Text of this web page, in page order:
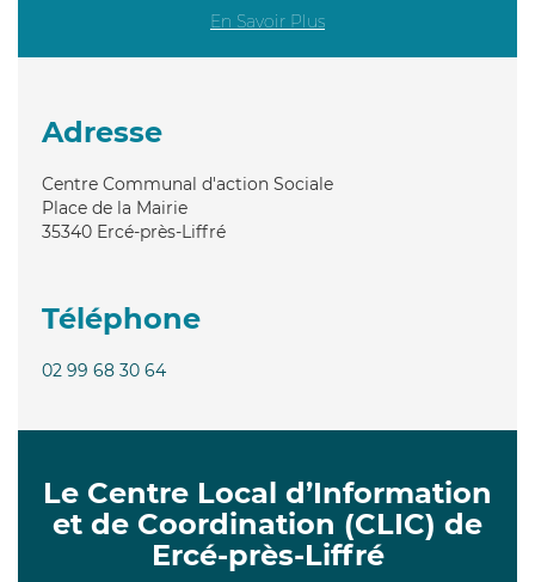
En Savoir Plus
Adresse
Centre Communal d'action Sociale
Place de la Mairie
35340 Ercé-près-Liffré
Téléphone
02 99 68 30 64
Le Centre Local d’Information
et de Coordination (CLIC) de
Ercé-près-Liffré